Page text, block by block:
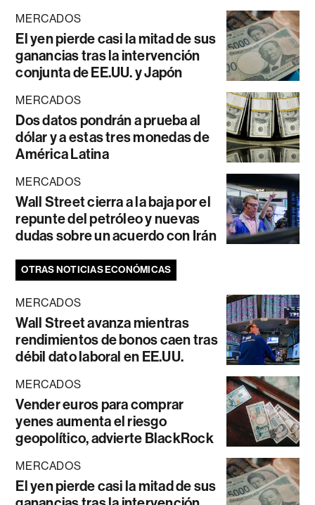
MERCADOS
El yen pierde casi la mitad de sus
ganancias tras la intervención
conjunta de EE.UU. y Japón
MERCADOS
Dos datos pondrán a prueba al
dólar y a estas tres monedas de
América Latina
MERCADOS
Wall Street cierra a la baja por el
repunte del petróleo y nuevas
dudas sobre un acuerdo con Irán
OTRAS NOTICIAS ECONÓMICAS
MERCADOS
Wall Street avanza mientras
rendimientos de bonos caen tras
débil dato laboral en EE.UU.
MERCADOS
Vender euros para comprar
yenes aumenta el riesgo
geopolítico, advierte BlackRock
MERCADOS
El yen pierde casi la mitad de sus